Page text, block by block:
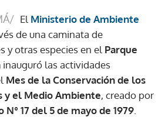
El Ministerio de Ambiente
de una caminata de
y otras especies en el Parque
inauguró las actividades
Mes de la Conservación de los
y el Medio Ambiente, creado por
17 del 5 de mayo de 1979